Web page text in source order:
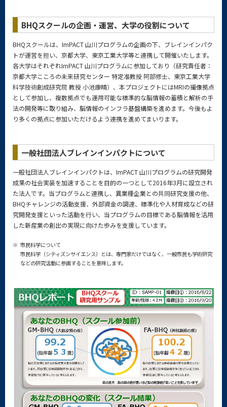
BHQスクールの企画・運営、大学の役割について
BHQスクールは、ImPACT 山川プログラムの企画の下、ブレインインパク
トが運営を担い、京都大学、東京工業大学等と連携して開催いたします。
各大学はそれぞれImPACT 山川プログラムに参加しており（研究責任者：
京都大学こころの未来研究センター 特定准教授 阿部修士、東京工業大学
科学技術創成研究院 教授 小池康晴）、本プロジェクトにはMRIの撮像拠点
として参加し、複数拠点でも運用可能な標準的な脳情報の蓄積と解析の手
法の開発等に取り組み、脳情報のインフラ基盤構築を進めます。今後もよ
り多くの拠点に参加いただけるよう連携を進めてまいります。
一般社団法人ブレインインパクトについて
一般社団法人ブレインインパクトは、ImPACT 山川プログラムの研究開発
成果の社会実装を加速することを目的の一つとして2016年3月に設立され
た法人です。当プログラムと連携し、異業種企業との共同研究支援の他、
BHQチャレンジの活動支援、外部資金の調達、標準化や人材育成などの研
究開発支援といった活動を行い、当プログラムの目標である脳情報を活用
した新産業の創出の実現に向けた歩みを支援しています。
※ 市民科学について
市民科学（シティズンサイエンス）とは、専門家だけではなく、一般市民も学術研究
などの研究活動に参画することを意味します。